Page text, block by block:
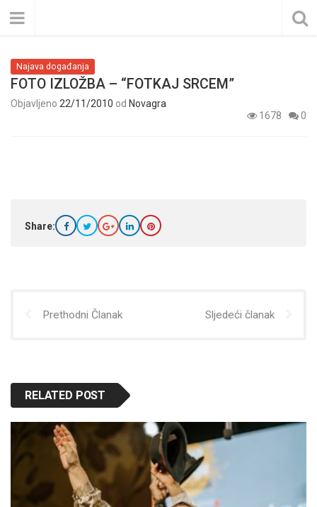
Najava događanja
FOTO IZLOŽBA – “FOTKAJ SRCEM”
Objavljeno 22/11/2010 od Novagra
1678
0
Share:
Prethodni Članak Sljedeći članak
RELATED POST